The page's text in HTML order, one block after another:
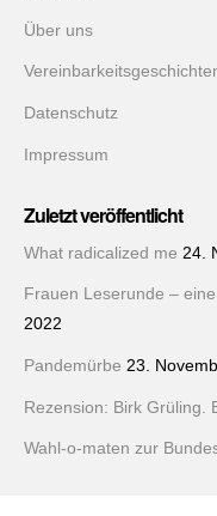
Über uns
Datenschutz
Impressum
Zuletzt veröffentlicht
What radicalized me 24.
Frauen Leserunde –
2022
Pandemürbe 23.
Rezension: Birk Grüling.
Wahl-o-maten zur